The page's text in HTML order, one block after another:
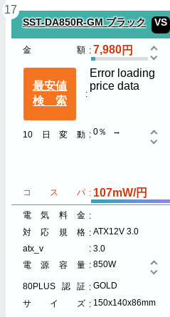
17
SST-DA850R-GM ブラック VS
金額 7,980
最安値
検索
Error loading
price data
10日変動 0％
コスパ 107mW/円
電気料金
対応規格
ATX12V 3.0
atx_v
3.0
電源容量
850W
80PLUS認証
GOLD
サイズ
150x140x86mm